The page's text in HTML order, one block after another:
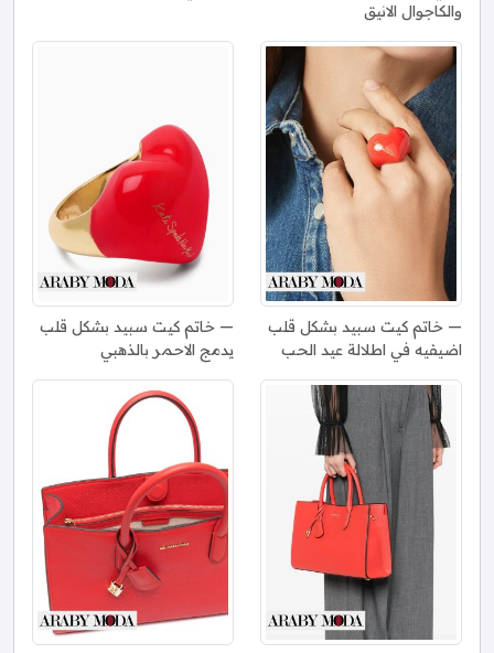
والكاجوال الانيق
خاتم كيت سبيد بشكل قلب
اضيفيه في اطلالة عيد الحب
خاتم كيت سبيد بشكل قلب
يدمج الاحمر بالذهبي